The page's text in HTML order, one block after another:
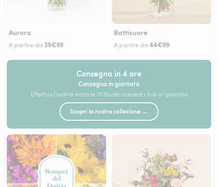
Aurora
A partire da 39€99
Batticuore
A partire da 44€99
Consegna in 4 ore
Consegna in giornata
Effettua l'ordine entro le 17:30 per ricevere i fiori in giornata
Scopri la nostra collezione →